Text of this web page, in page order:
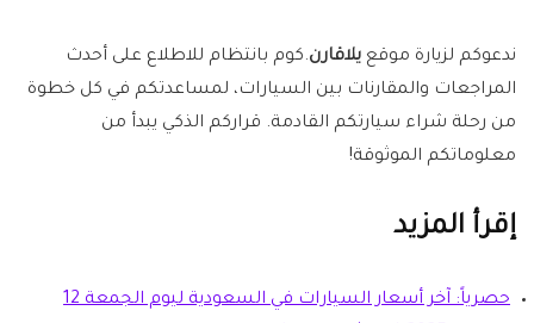
ندعوكم لزيارة موقع يلاقارن.كوم بانتظام للاطلاع على أحدث
المراجعات والمقارنات بين السيارات، لمساعدتكم في كل خطوة
من رحلة شراء سيارتكم القادمة. قراركم الذكي يبدأ من
معلوماتكم الموثوقة!
إقرأ المزيد
حصرياً: آخر أسعار السيارات في السعودية ليوم الجمعة 12